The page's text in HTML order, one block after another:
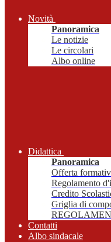
Novità
Panoramica
Le notizie
Le circolari
Albo online
Didattica
Panoramica
Offerta
Regolamento
Credito
Griglia di
Contatti
Albo sindacale